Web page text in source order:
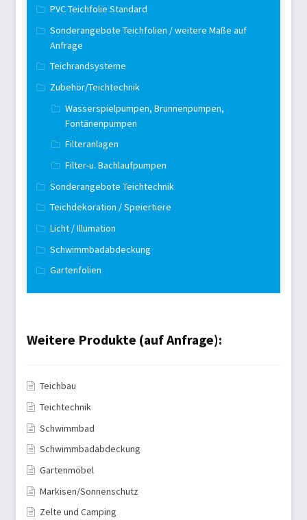
PVC Teichfolie Standard
Sonderangebote Teichfolien / weitere Maße auf
Anfrage
Teichrandsysteme
Zubehör/Teichtechnik
Wasserspielpumpen, Brunnenpumpen,
Fontänenpumpen
Filteranlagen
Filter-u. Bachlaufpumpen
Sonderangebote Teichtechnik
Teichdekoration / Speiertiere
Licht / Illumation
Schwimmbadabdeckung
Gartenfolien
Weitere Produkte (auf Anfrage):
Teichbau
Teichtechnik
Schwimmbad
Schwimmbadabdeckung
Gartenmöbel
Markisen/Sonnenschutz
Zelte und Camping